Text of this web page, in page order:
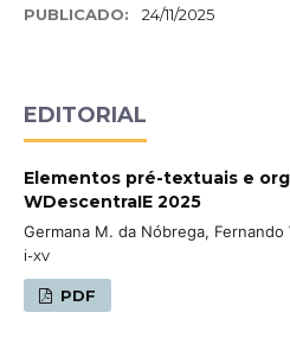
PUBLICADO: 24/11/2025
EDITORIAL
Elementos pré-textuais e
WDescentraIE 2025
Germana M. da Nóbrega, Fernando
i-xv
PDF